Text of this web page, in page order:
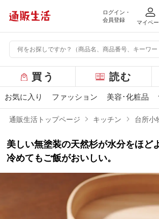
ログイン・
会員登録
マイペ
ー
バ
ュ
ー
買う 読む
お気に入り ファッション 美容･化粧品
通販生活トップページ キッチン 台所小
美しい無塗装の天然杉が水分をほど
冷めてもご飯がおいしい。